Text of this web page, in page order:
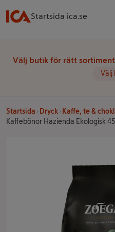
Startsida ica.se
Välj butik för rätt
Välj
Startsida Dryck Kaffe, te &
Kaffebönor Hazienda Ekologisk